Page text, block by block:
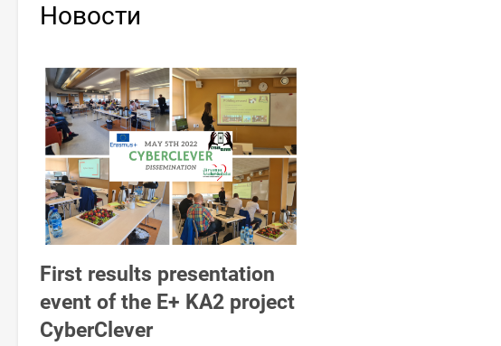
Новости
First results presentation
event of the E+ KA2 project
CyberClever